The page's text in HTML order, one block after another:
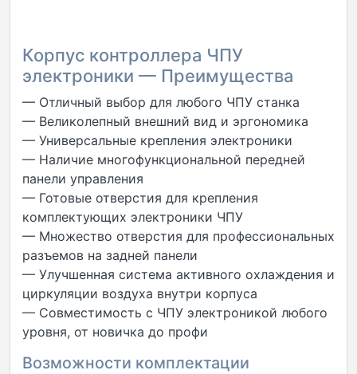
Корпус контроллера ЧПУ
электроники — Преимущества
— Отличный выбор для любого ЧПУ станка
— Великолепный внешний вид и эргономика
— Универсальные крепления электроники
— Наличие многофункциональной передней
панели управления
— Готовые отверстия для крепления
комплектующих электроники ЧПУ
— Множество отверстия для профессиональных
разъемов на задней панели
— Улучшенная система активного охлаждения и
циркуляции воздуха внутри корпуса
— Совместимость с ЧПУ электроникой любого
уровня, от новичка до профи
Возможности комплектации